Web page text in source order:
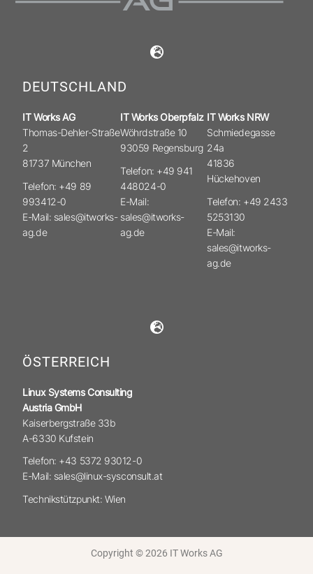
DEUTSCHLAND
IT Works AG
Thomas-Dehler-Straße
2
81737 München
Telefon: +49 89
993412-0
E-Mail: sales@itworks-
ag.de
IT Works Oberpfalz
Wöhrdstraße 10
93059 Regensburg
Telefon: +49 941
448024-0
E-Mail:
sales@itworks-
ag.de
IT Works NRW
Schmiedegasse
24a
41836
Hückehoven
Telefon: +49 2433
5253130
E-Mail:
sales@itworks-
ag.de
ÖSTERREICH
Linux Systems Consulting
Austria GmbH
Kaiserbergstraße 33b
A-6330 Kufstein
Telefon: +43 5372 93012-0
E-Mail: sales@linux-sysconsult.at
Technikstützpunkt: Wien
Copyright © 2026 IT Works AG